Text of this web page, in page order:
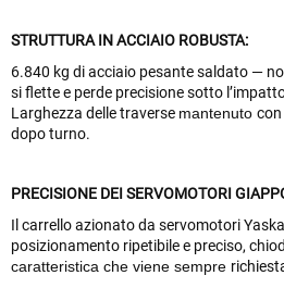
STRUTTURA IN ACCIAIO ROBUSTA:
6.840 kg di acciaio pesante saldato —
si flette e perde precisione sotto
Larghezza delle traverse mantenuto
dopo turno.
PRECISIONE DEI SERVOMOTORI
Il carrello azionato da servomotori
posizionamento ripetibile e preciso,
caratteristica che viene sempre